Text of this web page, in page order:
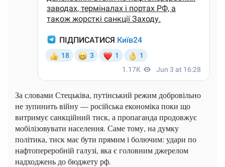
За словами Стецьківа, путінський режим добровільно
не зупинить війну — російська економіка поки що
витримує санкційний тиск, а пропаганда продовжує
мобілізовувати населення. Саме тому, на думку
політика, тиск має бути прямим і болючим: удари по
нафтопереробній галузі, яка є головним джерелом
надходжень до бюджету рф.